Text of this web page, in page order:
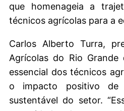
que homenageia a
técnicos agrícolas para a
Carlos Alberto Turra,
Agrícolas do Rio Grande
essencial dos técnicos
o impacto positivo de
sustentável do setor.